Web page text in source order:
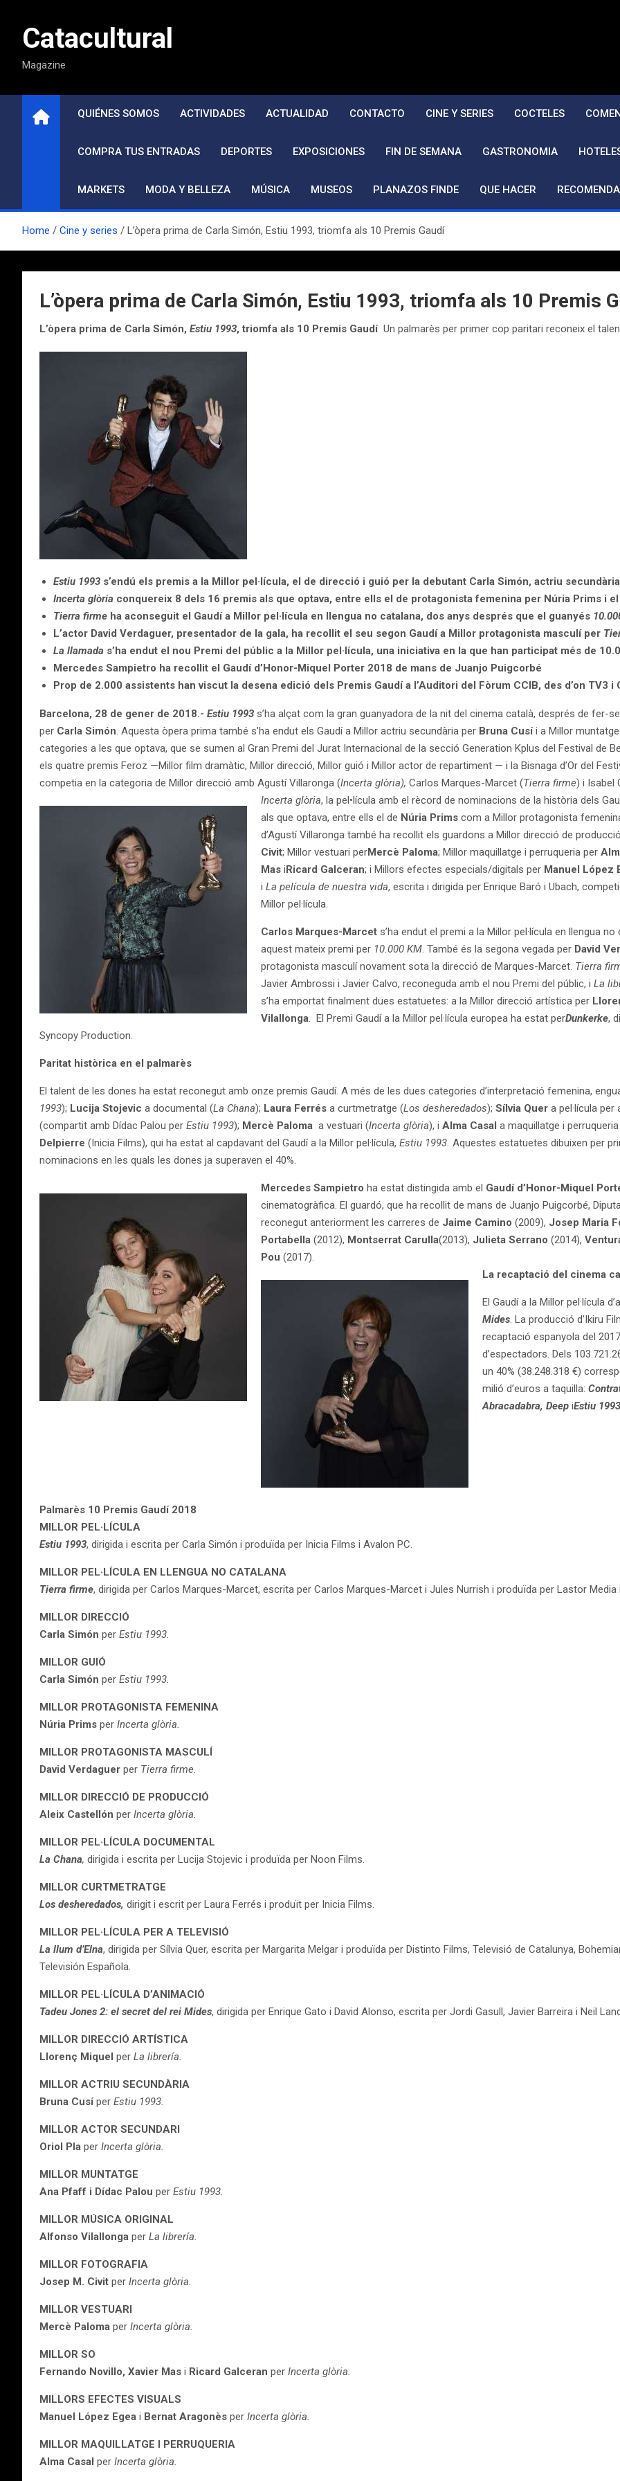
contenidoCatacultural
Magazine
QUIÉNES SOMOS ACTIVIDADES ACTUALIDAD CONTACTO CINE Y SERIES COCTELES
COMPRA TUS ENTRADAS DEPORTES EXPOSICIONES FIN DE SEMANA GASTRONOMIA
MARKETS MODA Y BELLEZA MÚSICA MUSEOS PLANAZOS FINDE QUE HACER
Home Cine y series L’òpera prima de Carla Simón, Estiu 1993, triomfa als 10 Premis Gaudí
L’òpera prima de Carla Simón, Estiu 1993, triomfa als 10 Premis
L’òpera prima de Carla Simón, Estiu 1993, triomfa als 10 Premis Gaudí Un palmarès per primer cop paritari reconeix el
Estiu 1993 s’endú els premis a la Millor pel·lícula, el de direcció i guió per la debutant Carla Simón, actriu
Incerta glòria conquereix 8 dels 16 premis als que optava, entre ells el de protagonista femenina per Núria Prims i
Tierra firme ha aconseguit el Gaudí a Millor pel·lícula en llengua no catalana, dos anys després que el guanyés
L’actor David Verdaguer, presentador de la gala, ha recollit el seu segon Gaudí a Millor protagonista masculí per
La llamada s’ha endut el nou Premi del públic a la Millor pel·lícula, una iniciativa en la que han participat més de
Mercedes Sampietro ha recollit el Gaudí d’Honor-Miquel Porter 2018 de mans de Juanjo Puigcorbé
Prop de 2.000 assistents han viscut la desena edició dels Premis Gaudí a l’Auditori del Fòrum CCIB, des d’on TV3
Barcelona, 28 de gener de 2018.- Estiu 1993 s’ha alçat com la gran guanyadora de la nit del cinema català, després de fer-
per Carla Simón. Aquesta òpera prima també s’ha endut els Gaudí a Millor actriu secundària per Bruna Cusíi a Millor
categories a les que optava, que se sumen al Gran Premi del Jurat Internacional de la secció Generation Kplus del Festival de
els quatre premis Feroz —Millor film dramàtic, Millor direcció, Millor guió i Millor actor de repartiment — i la Bisnaga d’Or del
competia en la categoria de Millor direcció amb Agustí Villaronga (Incerta glòria), Carlos Marques-Marcet (Tierra firme) i Isabel
Incerta glòria, la pel•lícula amb el rècord de nominacions de la història dels
als que optava, entre ells el de Núria Prims com a Millor protagonista
d’Agustí Villaronga també ha recollit els guardons a Millor direcció de
Civit; Millor vestuari perMercè Paloma; Millor maquillatge i perruqueria per
Mas iRicard Galceran; i Millors efectes especials/digitals per Manuel López
i La película de nuestra vida, escrita i dirigida per Enrique Baró i Ubach,
Millor pel·lícula.
Carlos Marques-Marcet s’ha endut el premi a la Millor pel·lícula en llengua
aquest mateix premi per 10.000 KM. També és la segona vegada per David
protagonista masculí novament sota la direcció de Marques-Marcet. Tierra
Javier Ambrossi i Javier Calvo, reconeguda amb el nou Premi del públic, i La
s’ha emportat finalment dues estatuetes: a la Millor direcció artística per
Vilallonga. El Premi Gaudí a la Millor pel·lícula europea ha estat perDunkerke,
Syncopy Production.
Paritat històrica en el palmarès
El talent de les dones ha estat reconegut amb onze premis Gaudí. A més de les dues categories d’interpretació femenina,
1993); Lucija Stojevic a documental (La Chana); Laura Ferrés a curtmetratge (Los desheredados); Sílvia Quer a pel·lícula per
(compartit amb Dídac Palou per Estiu 1993); Mercè Paloma a vestuari (Incerta glòria), i Alma Casal a maquillatge i
Delpierre (Inicia Films), qui ha estat al capdavant del Gaudí a la Millor pel·lícula, Estiu 1993. Aquestes estatuetes dibuixen per
nominacions en les quals les dones ja superaven el 40%.
Mercedes Sampietro ha estat distingida amb el Gaudí d’Honor-Miquel
cinematogràfica. El guardó, que ha recollit de mans de Juanjo Puigcorbé,
reconegut anteriorment les carreres de Jaime Camino (2009), Josep Maria
Portabella (2012), Montserrat Carulla(2013), Julieta Serrano (2014),
Pou (2017).
La recaptació del cinema
El Gaudí a la Millor pel·lícula
Mides. La producció d’Ikiru
recaptació espanyola del
d’espectadors. Dels
un 40% (38.248.318 €)
milió d’euros a taquilla:
Abracadabra, Deep iEstiu 1993
Palmarès 10 Premis Gaudí 2018
MILLOR PEL·LÍCULA
Estiu 1993, dirigida i escrita per Carla Simón i produïda per Inicia Films i Avalon PC.
MILLOR PEL·LÍCULA EN LLENGUA NO CATALANA
Tierra firme, dirigida per Carlos Marques-Marcet, escrita per Carlos Marques-Marcet i Jules Nurrish i produïda per Lastor Media
MILLOR DIRECCIÓ
Carla Simón per Estiu 1993.
MILLOR GUIÓ
Carla Simón per Estiu 1993.
MILLOR PROTAGONISTA FEMENINA
Núria Prims per Incerta glòria.
MILLOR PROTAGONISTA MASCULÍ
David Verdaguer per Tierra firme.
MILLOR DIRECCIÓ DE PRODUCCIÓ
Aleix Castellón per Incerta glòria.
MILLOR PEL·LÍCULA DOCUMENTAL
La Chana, dirigida i escrita per Lucija Stojevic i produïda per Noon Films.
MILLOR CURTMETRATGE
Los desheredados, dirigit i escrit per Laura Ferrés i produït per Inicia Films.
MILLOR PEL·LÍCULA PER A TELEVISIÓ
La llum d’Elna, dirigida per Sílvia Quer, escrita per Margarita Melgar i produïda per Distinto Films, Televisió de Catalunya,
Televisión Española.
MILLOR PEL·LÍCULA D’ANIMACIÓ
Tadeu Jones 2: el secret del rei Mides, dirigida per Enrique Gato i David Alonso, escrita per Jordi Gasull, Javier Barreira i Neil
MILLOR DIRECCIÓ ARTÍSTICA
Llorenç Miquel per La librería.
MILLOR ACTRIU SECUNDÀRIA
Bruna Cusíper Estiu 1993.
MILLOR ACTOR SECUNDARI
Oriol Pla per Incerta glòria.
MILLOR MUNTATGE
Ana Pfaff i Dídac Palou per Estiu 1993.
MILLOR MÚSICA ORIGINAL
Alfonso Vilallonga per La librería.
MILLOR FOTOGRAFIA
Josep M. Civit per Incerta glòria.
MILLOR VESTUARI
Mercè Paloma per Incerta glòria.
MILLOR SO
Fernando Novillo, Xavier Mas i Ricard Galceran per Incerta glòria.
MILLORS EFECTES VISUALS
Manuel López Egea i Bernat Aragonès per Incerta glòria.
MILLOR MAQUILLATGE I PERRUQUERIA
Alma Casal per Incerta glòria.